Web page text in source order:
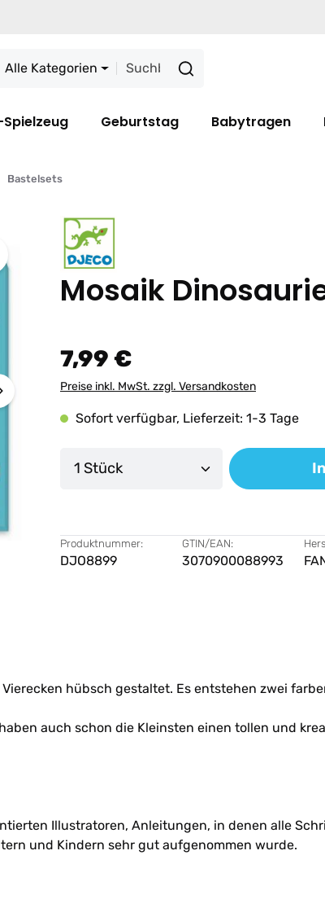
Alle Kategorien
Geburtstag Babytragen
Bastelsets
Mosaik
7,99 €
Preise inkl. MwSt. zzgl. Versandkosten
Sofort verfügbar, Lieferzeit: 1-3 Tage
Produkt Anzahl: Gib den
Produktnummer:
DJO8899
GTIN/EAN:
3070900088993
hübsch gestaltet. Es entstehen zwei
auch schon die Kleinsten einen tollen und
Illustratoren, Anleitungen, in denen alle
und Kindern sehr gut aufgenommen wurde.